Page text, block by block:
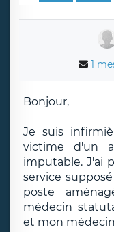
1
Bonjour,
Je suis
victime d'un
imputable. J'ai
service
poste
médecin
et mon